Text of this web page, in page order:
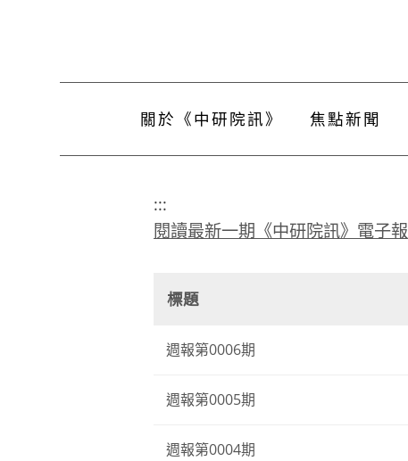
關於《中研院訊》 焦點新聞
:::
閱讀最新一期《中研院訊》電子報
標題
週報第0006期
週報第0005期
週報第0004期